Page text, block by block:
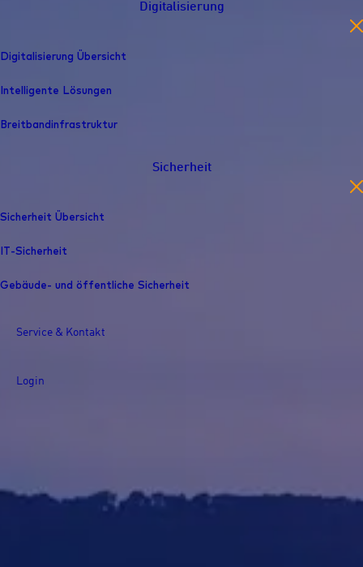
Digitalisierung
Digitalisierung Übersicht
Intelligente Lösungen
Breitbandinfrastruktur
Sicherheit
Sicherheit Übersicht
IT-Sicherheit
Gebäude- und öffentliche Sicherheit
Service & Kontakt
Login